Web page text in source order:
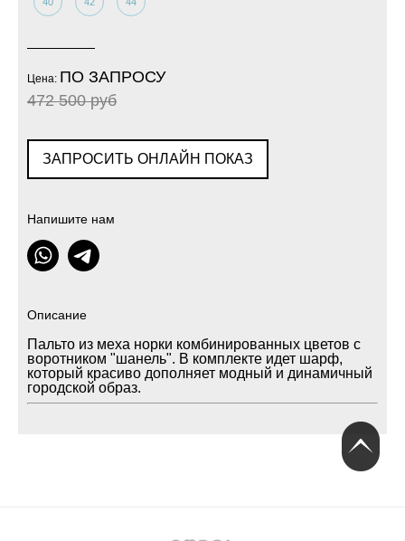
Цена: ПО ЗАПРОСУ
472 500 руб
ЗАПРОСИТЬ ОНЛАЙН ПОКАЗ
Напишите нам
Описание
Пальто из меха норки комбинированных цветов с
воротником "шанель". В комплекте идет шарф,
который красиво дополняет модный и динамичный
городской образ.